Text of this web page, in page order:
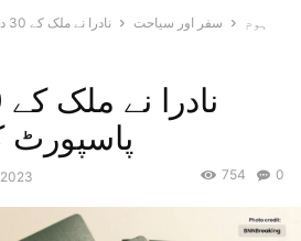
ہوم سفر اور سیاحت نادرا نے ملک کے 30 دفاتر میں پاسپورٹ کاؤنٹرز کھولے
پاسپورٹ
0
754